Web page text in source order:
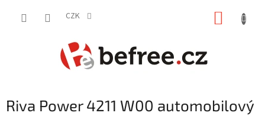
CZK
Riva Power 4211 W00 automobilový